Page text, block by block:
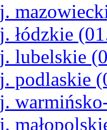
łódzkie
lubelskie
podlaskie